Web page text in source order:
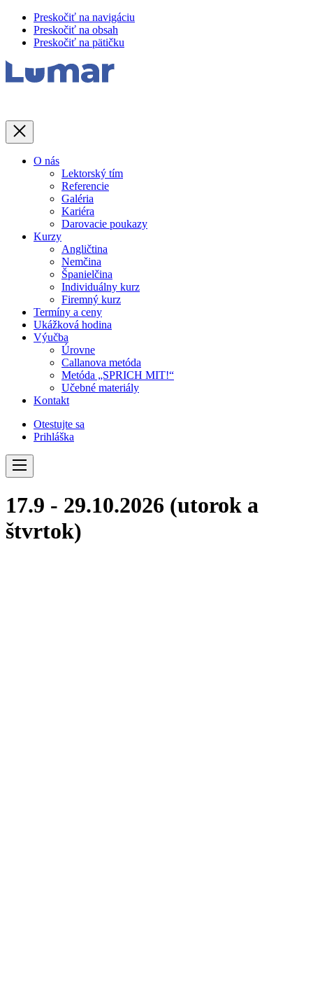
Preskočiť na navigáciu
Preskočiť na obsah
Preskočiť na pätičku
Zavrieť
O nás
Lektorský tím
Referencie
Galéria
Kariéra
Darovacie poukazy
Kurzy
Angličtina
Nemčina
Španielčina
Individuálny kurz
Firemný kurz
Termíny a ceny
Ukážková hodina
Výučba
Úrovne
Callanova metóda
Metóda „SPRICH MIT!“
Učebné materiály
Kontakt
Otestujte sa
Prihláška
Navigácia
17.9 - 29.10.2026 (utorok a
štvrtok)